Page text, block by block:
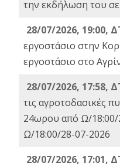
την εκδήλωση του
28/07/2026, 19:00,
εργοστάσιο στην
εργοστάσιο στο
28/07/2026, 17:58,
τις αγροτοδασικές
24ωρου από Ω/18:00/
Ω/18:00/28-07-2026
28/07/2026, 17:01,